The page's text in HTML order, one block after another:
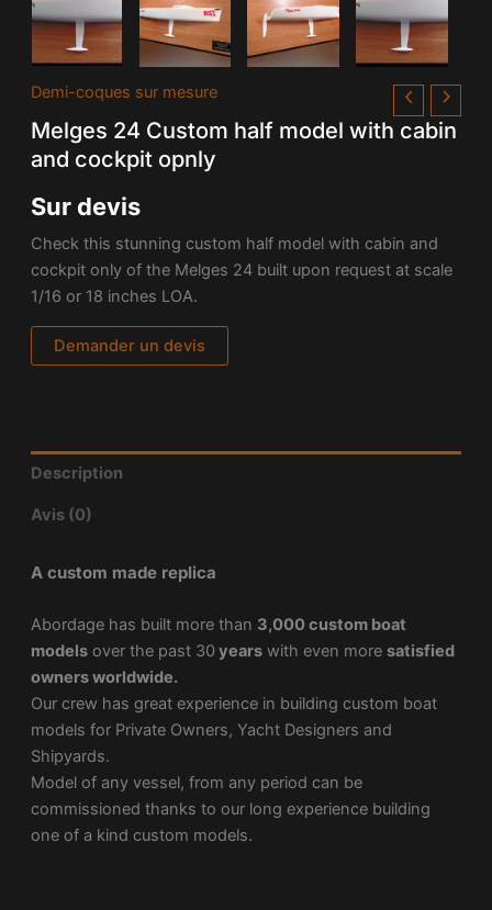
Demi-coques sur mesure
Melges 24 Custom half model with cabin
and cockpit opnly
Sur devis
Check this stunning custom half model with cabin and
cockpit only of the Melges 24 built upon request at scale
1/16 or 18 inches LOA.
Demander un devis
Description
Avis (0)
A custom made replica
Abordage has built more than 3,000 custom boat
modelsover the past 30 yearswith even more satisfied
owners worldwide.
Our crew has great experience in building custom boat
models for Private Owners, Yacht Designers and
Shipyards.
Model of any vessel, from any period can be
commissioned thanks to our long experience building
one of a kind custom models.